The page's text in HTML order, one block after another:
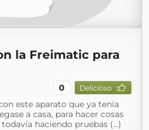
la Freimatic para
0 Delicioso
este aparato que ya tenía
a casa, para hacer cosas
haciendo pruebas (...)